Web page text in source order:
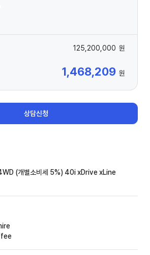
125,200,000 원
1,468,209 원
상담신청
(개별소비세 5%) 40i xDrive xLine